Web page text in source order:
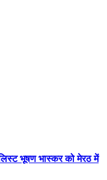
भूषण भास्कर को मेरठ में